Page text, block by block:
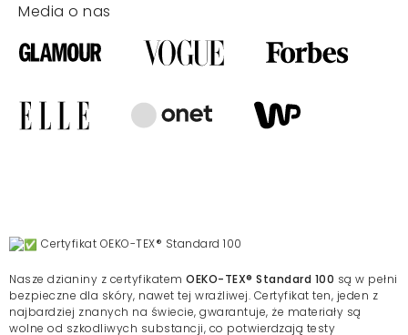
Media o nas
Certyfikat OEKO-TEX® Standard 100
Nasze dzianiny z certyfikatem OEKO-TEX® Standard 100 są w pełni
bezpieczne dla skóry, nawet tej wrażliwej. Certyfikat ten, jeden z
najbardziej znanych na świecie, gwarantuje, że materiały są
wolne od szkodliwych substancji, co potwierdzają testy